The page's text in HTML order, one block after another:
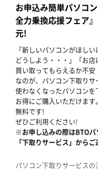
お申込み簡単パソコ
全力乗換応援フェア
元!
「新しいパソコンがほし
どうしよう・・・」「お
買い取ってもらえるか不
なのが、パソコン下取りサ
使わなくなったパソコン
お得にご購入いただけま
無料です!
ぜひご利用ください!
※お申し込みの際はBTOパ
「下取りサービス」からご
パソコン下取りサービス